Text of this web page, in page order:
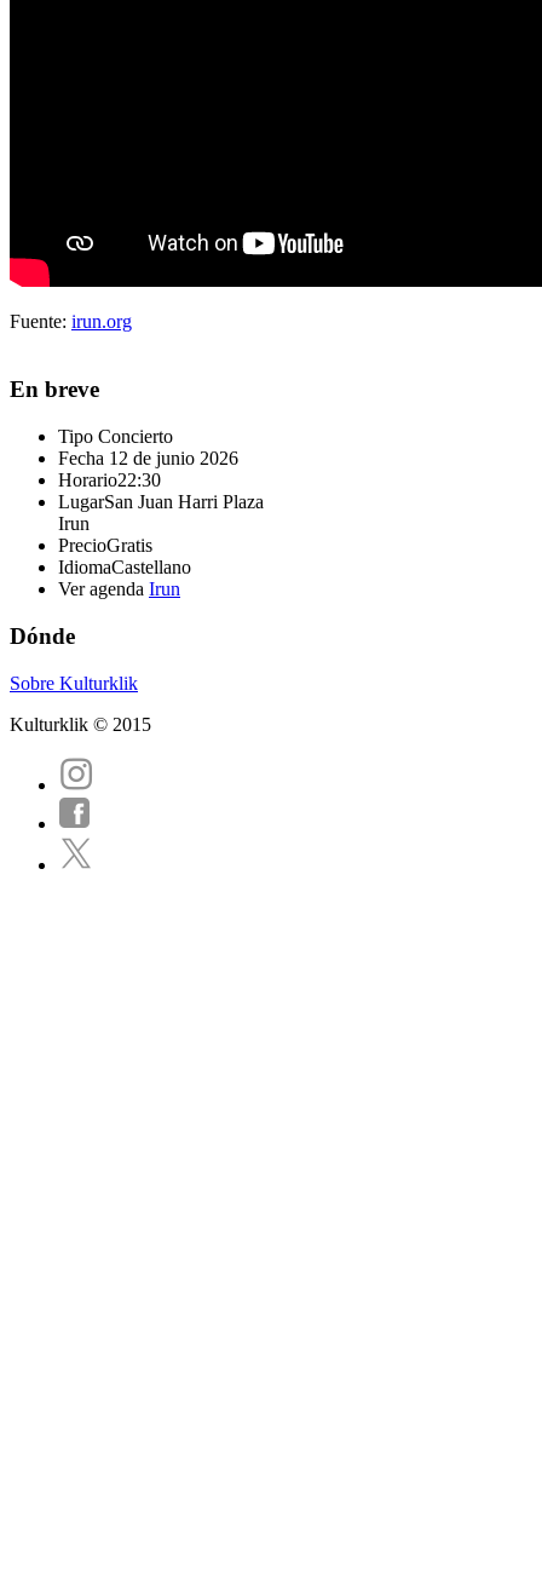
Fuente: irun.org
En breve
Tipo Concierto
Fecha 12 de junio 2026
Horario22:30
LugarSan Juan Harri Plaza
Irun
PrecioGratis
IdiomaCastellano
Ver agenda Irun
Dónde
Sobre Kulturklik
Kulturklik © 2015